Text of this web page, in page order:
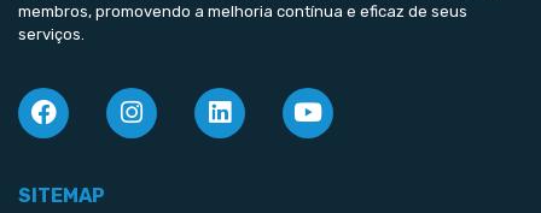
membros, promovendo a melhoria contínua e eficaz de seus
serviços.
SITEMAP